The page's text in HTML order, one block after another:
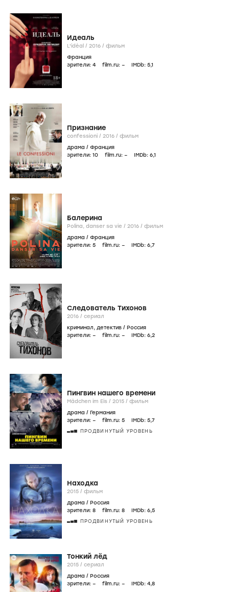
Идеаль
L'idéal / 2016 / фильм
Франция
зрители: 4 film.ru: – IMDb: 5,1
Признание
confessioni / 2016 / фильм
драма / Франция
зрители: 10 film.ru: – IMDb: 6,1
Балерина
Polina, danser sa vie / 2016 / фильм
драма / Франция
зрители: 5 film.ru: – IMDb: 6,7
Следователь Тихонов
2016 / сериал
криминал, детектив / Россия
зрители: – film.ru: – IMDb: 6,2
Пингвин нашего времени
Mädchen im Eis / 2015 / фильм
драма / Германия
зрители: – film.ru: 5 IMDb: 5,7
ПРОДВИНУТЫЙ УРОВЕНЬ
Находка
2015 / фильм
драма / Россия
зрители: 8 film.ru: 8 IMDb: 6,5
ПРОДВИНУТЫЙ УРОВЕНЬ
Тонкий лёд
2015 / сериал
драма / Россия
зрители: – film.ru: – IMDb: 4,8